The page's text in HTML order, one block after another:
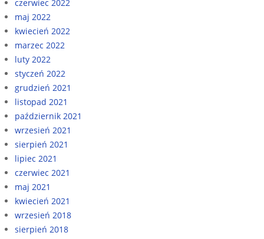
czerwiec 2022
maj 2022
kwiecień 2022
marzec 2022
luty 2022
styczeń 2022
grudzień 2021
listopad 2021
październik 2021
wrzesień 2021
sierpień 2021
lipiec 2021
czerwiec 2021
maj 2021
kwiecień 2021
wrzesień 2018
sierpień 2018